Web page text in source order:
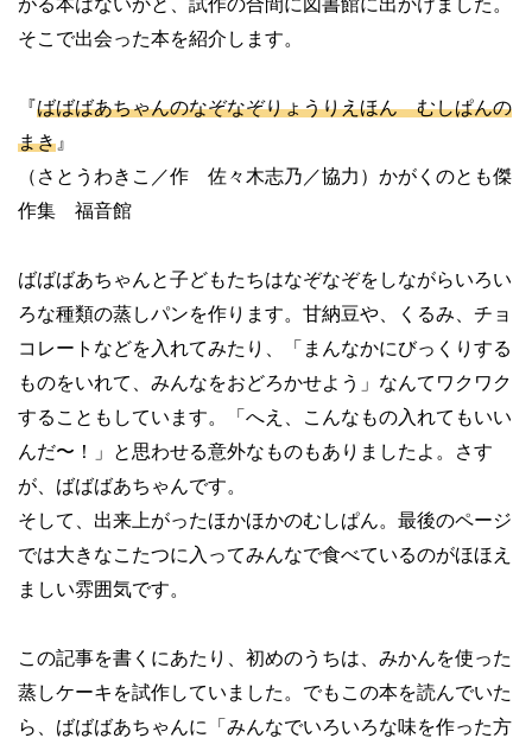
がる本はないかと、試作の合間に図書館に出かけました。
そこで出会った本を紹介します。
『ばばばあちゃんのなぞなぞりょうりえほん むしぱんの
まき 』
（さとうわきこ／作 佐々木志乃／協力）かがくのとも傑
作集 福音館
ばばばあちゃんと子どもたちはなぞなぞをしながらいろい
ろな種類の蒸しパンを作ります。甘納豆や、くるみ、チョ
コレートなどを入れてみたり、「まんなかにびっくりする
ものをいれて、みんなをおどろかせよう」なんてワクワク
することもしています。「へえ、こんなもの入れてもいい
んだ〜！」と思わせる意外なものもありましたよ。さす
が、ばばばあちゃんです。
そして、出来上がったほかほかのむしぱん。最後のページ
では大きなこたつに入ってみんなで食べているのがほほえ
ましい雰囲気です。
この記事を書くにあたり、初めのうちは、みかんを使った
蒸しケーキを試作していました。でもこの本を読んでいた
ら、ばばばあちゃんに「みんなでいろいろな味を作った方